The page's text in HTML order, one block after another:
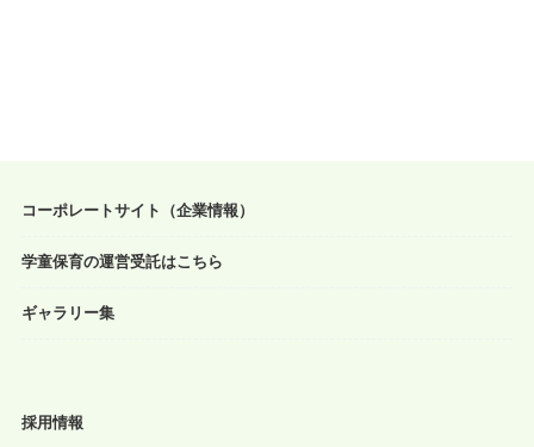
コーポレートサイト（企業情報）
学童保育の運営受託はこちら
ギャラリー集
採用情報